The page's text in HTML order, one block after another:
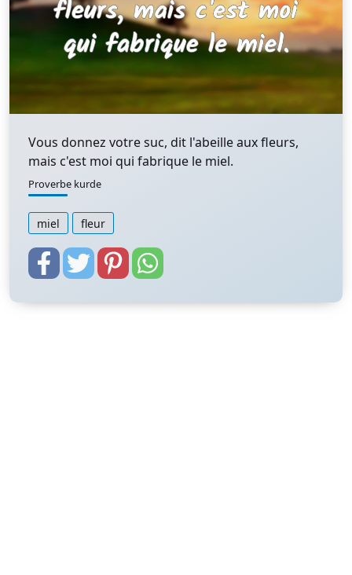
Vous donnez votre suc, dit l'abeille aux fleurs,
mais c'est moi qui fabrique le miel.
Proverbe kurde
miel fleur